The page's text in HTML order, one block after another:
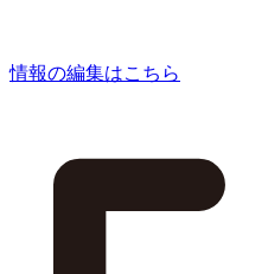
情報の編集はこちら